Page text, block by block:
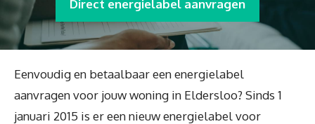
Direct energielabel aanvragen
Eenvoudig en betaalbaar een energielabel
aanvragen voor jouw woning in Eldersloo? Sinds 1
januari 2015 is er een nieuw energielabel voor